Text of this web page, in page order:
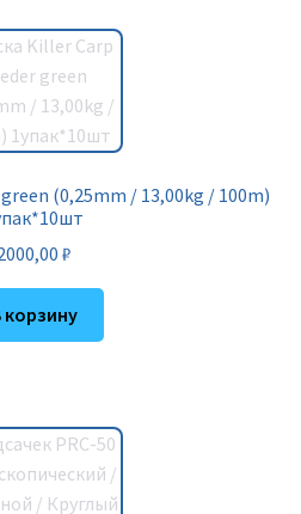
(0,25mm / 13,00kg / 100m)
₽
корзину